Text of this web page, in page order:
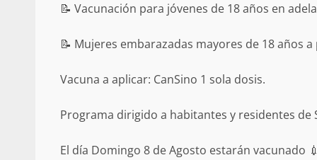
📝 Vacunación para jóvenes de 18 años en
📝 Mujeres embarazadas mayores de 18 años
Vacuna a aplicar: CanSino 1 sola dosis.
Programa dirigido a habitantes y residentes de
El día Domingo 8 de Agosto estarán vacunado
ANUNCIA SENADOR
MATERIA DE PENSIONES Y